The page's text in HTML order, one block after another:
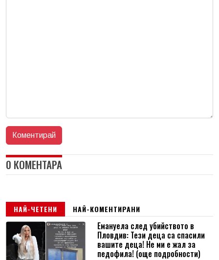
0 КОМЕНТАРА
НАЙ-ЧЕТЕНИ НАЙ-КОМЕНТИРАНИ
Емануела след убийството в
Пловдив: Тези деца са спасили
вашите деца! Не ми е жал за
педофила! (още подробности)